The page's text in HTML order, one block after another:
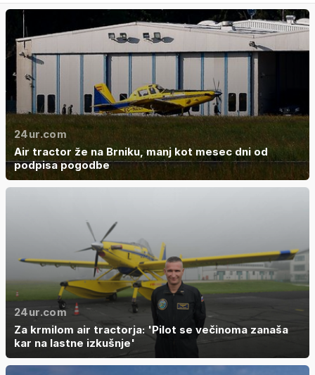
24ur.com
Air tractor že na Brniku, manj kot mesec dni od
podpisa pogodbe
24ur.com
Za krmilom air tractorja: 'Pilot se večinoma zanaša
kar na lastne izkušnje'